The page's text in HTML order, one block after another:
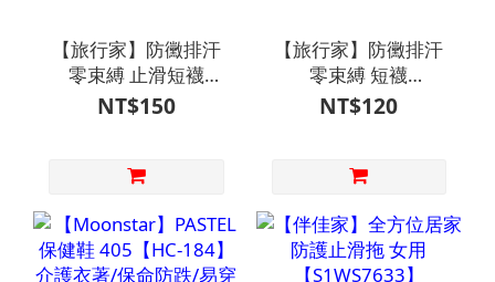
【旅行家】防黴排汗
零束縛 止滑短襪
【S1SK0032】介護衣
NT$150
【旅行家】防黴排汗
零束縛 短襪
【S1SK0029】介護衣
NT$120